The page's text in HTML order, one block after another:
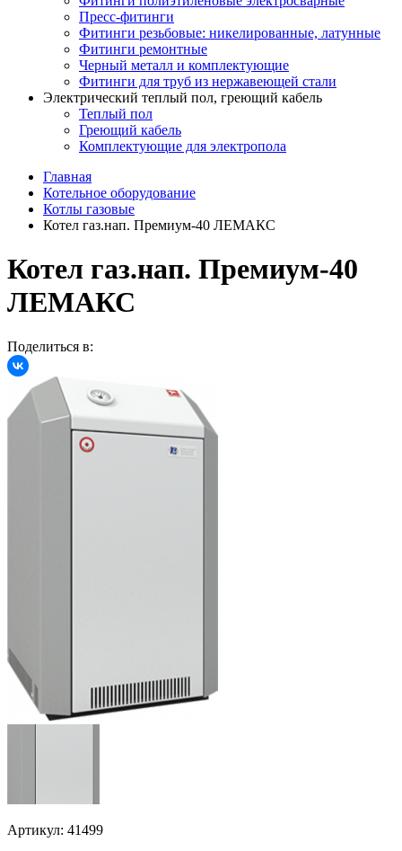
Пресс-фитинги
Фитинги резьбовые: никелированные, латунные
Фитинги ремонтные
Черный металл и комплектующие
Фитинги для труб из нержавеющей стали
Электрический теплый пол, греющий кабель
Теплый пол
Греющий кабель
Комплектующие для электропола
Главная
Котельное оборудование
Котлы газовые
Котел газ.нап. Премиум-40 ЛЕМАКС
Котел газ.нап. Премиум-40
ЛЕМАКС
Поделиться в:
Артикул: 41499